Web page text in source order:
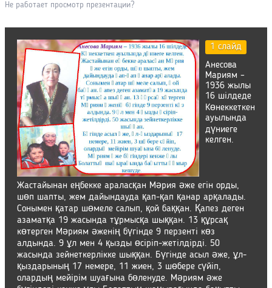
Не работает просмотр презентации?
1 слайд
Анесова
Мариям –
1936 жылы
16 шілдеде
Көнеккеткен
ауылында
дүниеге
келген.
Жастайынан еңбекке араласқан Мәрия әже егін орды,
шөп шапты, жем дайындауда қап-қап қанар арқалады.
Сонымен қатар шөмеле салып, қой баққан. Қапез деген
азаматқа 19 жасында тұрмысқа шыққан. 13 құрсақ
көтерген Мәриям әженің бүгінде 9 перзенті көз
алдында. 9 ұл мен 4 қызды өсіріп-жетілдірді. 50
жасында зейнеткерлікке шыққан. Бүгінде асыл әже, ұл-
қыздарының 17 немере, 11 жиен, 3 шөбере сүйіп,
олардың мейірім шуағына бөленуде. Мәриям әже